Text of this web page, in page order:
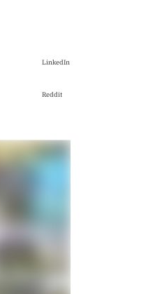
LinkedIn
Reddit